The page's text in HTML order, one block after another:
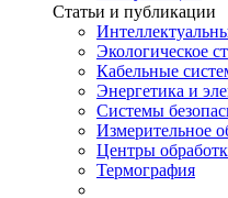
Статьи и публикации
Экологическое
Кабельные
Энергетика и
Системы
Измерительное
Центры
Термография